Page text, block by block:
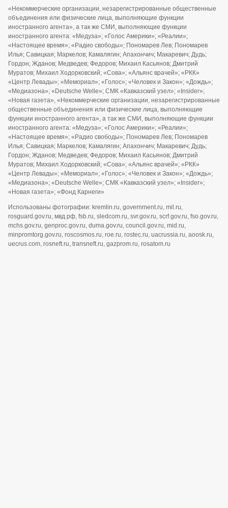
«Некоммерческие организации, незарегистрированные общественные
объединения или физические лица, выполняющие функции
иностранного агента», а так же СМИ, выполняющие функции
иностранного агента: «Медуза»; «Голос Америки»; «Реалии»;
«Настоящее время»; «Радио свободы»; Пономарев Лев; Пономарев
Илья; Савицкая; Маркелов; Камалягин; Апахончич; Макаревич; Дудь;
Гордон; Жданов; Медведев; Федоров; Михаил Касьянов; Дмитрий
Муратов; Михаил Ходорковский; «Сова»; «Альянс врачей»; «РКК»
«Центр Левады»; «Мемориал»; «Голос»; «Человек и Закон»; «Дождь»;
«Медиазона»; «Deutsche Welle»; СМК «Кавказский узел»; «Insider»;
«Новая газета», «Некоммерческие организации, незарегистрированные
общественные объединения или физические лица, выполняющие
функции иностранного агента», а так же СМИ, выполняющие функции
иностранного агента: «Медуза»; «Голос Америки»; «Реалии»;
«Настоящее время»; «Радио свободы»; Пономарев Лев; Пономарев
Илья; Савицкая; Маркелов; Камалягин; Апахончич; Макаревич; Дудь;
Гордон; Жданов; Медведев; Федоров; Михаил Касьянов; Дмитрий
Муратов; Михаил Ходорковский; «Сова»; «Альянс врачей»; «РКК»
«Центр Левады»; «Мемориал»; «Голос»; «Человек и Закон»; «Дождь»;
«Медиазона»; «Deutsche Welle»; СМК «Кавказский узел»; «Insider»;
«Новая газета»; «Фонд Карнеги»
Использованы фотографии: kremlin.ru, government.ru, mil.ru,
rosguard.gov.ru, мвд.рф, fsb.ru, sledcom.ru, svr.gov.ru, scrf.gov.ru, fso.gov.ru,
mchs.gov.ru, genproc.gov.ru, duma.gov.ru, council.gov.ru, mid.ru,
minpromtorg.gov.ru, roscosmos.ru, roe.ru, rostec.ru, uacrussia.ru, aoosk.ru,
uecrus.com, rosneft.ru, transneft.ru, gazprom.ru, rosatom.ru